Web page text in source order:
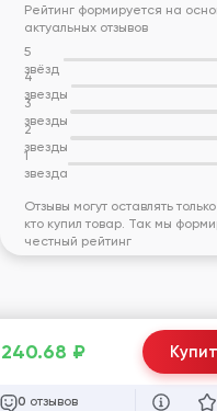
Рейтинг формируется на
актуальных отзывов
5
звёзд
4
звезды
3
звезды
2
звезды
1
звезда
Отзывы могут оставлять только
кто купил товар. Так мы
честный рейтинг
240.68 ₽
0 отзывов